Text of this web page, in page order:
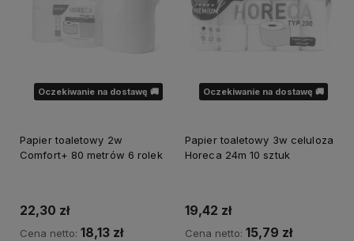
Oczekiwanie na dostawę 🚚
Papier toaletowy 2w
Comfort+ 80 metrów 6 rolek
22,30 zł
Cena netto: 18,13 zł
Oczekiwanie na dostawę 🚚
Papier toaletowy 3w celuloza
Horeca 24m 10 sztuk
19,42 zł
Cena netto: 15,79 zł